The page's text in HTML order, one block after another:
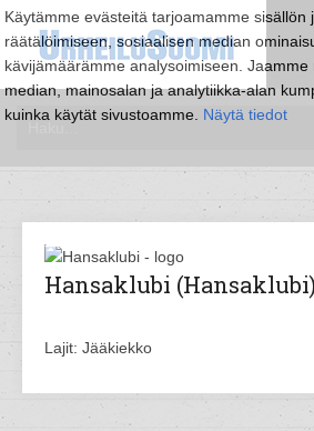
Käytämme evästeitä tarjoamamme sisällön
räätälöimiseen, sosiaalisen median
kävijämäärämme analysoimiseen. Jaamme
median, mainosalan ja analytiikka-alan
kuinka käytät sivustoamme. Näytä tiedot
Hansaklubi (Hansaklubi)
Lajit: Jääkiekko